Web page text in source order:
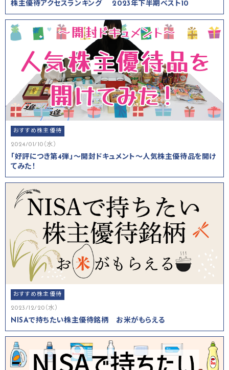
株主優待アクセスランキング 2023年下半期ベスト10
おすすめ株主優待
2024/01/10（水）
「好評につき第4弾」～開封ドキュメント～人気株主優待品を開け
てみた！
おすすめ株主優待
2023/12/20（水）
NISAで持ちたい株主優待銘柄 お米がもらえる